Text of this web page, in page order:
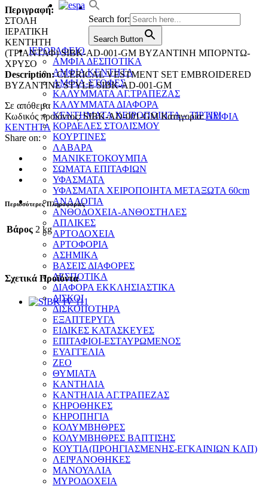
Search for:
Search Button
ΙΕΡΟΡΑΦΕΙΟ
ΑΜΦΙΑ ΔΕΣΠΟΤΙΚΑ
ΑΜΦΙΑ ΚΕΝΤΗΤΑ
ΑΜΦΙΑ-ΣΤΟΦΕΣ
ΚΑΛΥΜΜΑΤΑ ΑΓ.ΤΡΑΠΕΖΑΣ
ΚΑΛΥΜΜΑΤΑ ΔΙΑΦΟΡΑ
ΚΕΝΤΗΜΑΤΑ ΧΕΙΡΟΠΟΙΗΤΑ – ΤΙΡΤΙΡΙ
ΚΟΡΔΕΛΕΣ ΣΤΟΛΙΣΜΟΥ
ΚΟΥΡΤΙΝΕΣ
ΛΑΒΑΡΑ
ΜΑΝΙΚΕΤΟΚΟΥΜΠΑ
ΣΩΜΑΤΑ ΕΠΙΤΑΦΙΩΝ
ΥΦΑΣΜΑΤΑ
ΥΦΑΣΜΑΤΑ ΧΕΙΡΟΠΟΙΗΤΑ ΜΕΤΑΞΩΤΑ 60cm
ΑΝΑΛΟΓΙΑ
ΑΝΘΟΔΟΧΕΙΑ-ΑΝΘΟΣΤΗΛΕΣ
ΑΠΛΙΚΕΣ
ΑΡΤΟΔΟΧΕΙΑ
ΑΡΤΟΦΟΡΙΑ
ΑΣΗΜΙΚΑ
ΒΑΣΕΙΣ ΔΙΑΦΟΡΕΣ
ΔΕΣΠΟΤΙΚΑ
ΔΙΑΦΟΡΑ ΕΚΚΛΗΣΙΑΣΤΙΚΑ
ΔΙΣΚΟΙ
ΔΙΣΚΟΠΟΤΗΡΑ
ΕΞΑΠΤΕΡΥΓΑ
ΕΙΔΙΚΕΣ ΚΑΤΑΣΚΕΥΕΣ
ΕΠΙΤΑΦΙΟΙ-ΕΣΤΑΥΡΩΜΕΝΟΣ
ΕΥΑΓΓΕΛΙΑ
ΖΕΟ
ΘΥΜΙΑΤΑ
ΚΑΝΤΗΛΙΑ
ΚΑΝΤΗΛΙΑ ΑΓ.ΤΡΑΠΕΖΑΣ
ΚΗΡΟΘΗΚΕΣ
ΚΗΡΟΠΗΓΙΑ
ΚΟΛΥΜΒΗΘΡΕΣ
ΚΟΛΥΜΒΗΘΡΕΣ ΒΑΠΤΙΣΗΣ
ΚΟΥΤΙΑ(ΠΡΟΗΓΙΑΣΜΕΝΗΣ-ΕΓΚΑΙΝΙΩΝ ΚΛΠ)
ΛΕΙΨΑΝΟΘΗΚΕΣ
ΜΑΝΟΥΑΛΙΑ
ΜΥΡΟΔΟΧΕΙΑ
Περιγραφή:
ΣΤΟΛΗ
ΙΕΡATIKH
ΚΕΝΤΗΤΗ
(ΤΡΙΑΝΤΑΦ) SIBK-AD-001-GM ΒΥΖΑΝΤΙΝΗ ΜΠΟΡΝΤΩ-
ΧΡΥΣΟ
Description:CLERICAL VESTMENT SET EMBROIDERED
BYZANTINE STYLE SIBK-AD-001-GM
Σε απόθεμα
Κωδικός προϊόντος:SIBK-AD-001-GM Κατηγορία:ΑΜΦΙΑ
ΚΕΝΤΗΤΑ
Share on:
Περισσότερες Πληροφορίες
Βάρος 2 kg
Σχετικά Προϊόντα